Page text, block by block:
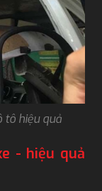
tô hiệu quả
- hiệu quả